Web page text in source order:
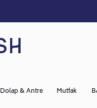
Dolap & Antre Mutfak